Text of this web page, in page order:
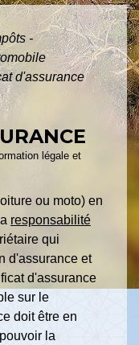
-
d'assurance
légale et
ou moto) en
responsabilité
qui
d'assurance et
d'assurance
sur le
doit être en
la